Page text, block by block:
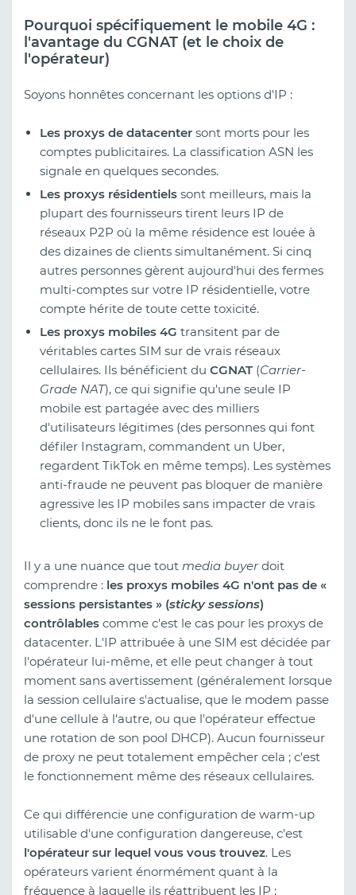
Pourquoi spécifiquement le mobile 4G :
l'avantage du CGNAT (et le choix de
l'opérateur)
Soyons honnêtes concernant les options d'IP :
Les proxys de datacenter sont morts pour les
comptes publicitaires. La classification ASN les
signale en quelques secondes.
Les proxys résidentiels sont meilleurs, mais la
plupart des fournisseurs tirent leurs IP de
réseaux P2P où la même résidence est louée à
des dizaines de clients simultanément. Si cinq
autres personnes gèrent aujourd'hui des fermes
multi-comptes sur votre IP résidentielle, votre
compte hérite de toute cette toxicité.
Les proxys mobiles 4G transitent par de
véritables cartes SIM sur de vrais réseaux
cellulaires. Ils bénéficient du CGNAT (Carrier-
Grade NAT), ce qui signifie qu'une seule IP
mobile est partagée avec des milliers
d'utilisateurs légitimes (des personnes qui font
défiler Instagram, commandent un Uber,
regardent TikTok en même temps). Les systèmes
anti-fraude ne peuvent pas bloquer de manière
agressive les IP mobiles sans impacter de vrais
clients, donc ils ne le font pas.
Il y a une nuance que tout media buyerdoit
comprendre : les proxys mobiles 4G n'ont pas de «
sessions persistantes » (sticky sessions)
contrôlables comme c'est le cas pour les proxys de
datacenter. L'IP attribuée à une SIM est décidée par
l'opérateur lui-même, et elle peut changer à tout
moment sans avertissement (généralement lorsque
la session cellulaire s'actualise, que le modem passe
d'une cellule à l'autre, ou que l'opérateur effectue
une rotation de son pool DHCP). Aucun fournisseur
de proxy ne peut totalement empêcher cela ; c'est
le fonctionnement même des réseaux cellulaires.
Ce qui différencie une configuration de warm-up
utilisable d'une configuration dangereuse, c'est
l'opérateur sur lequel vous vous trouvez. Les
opérateurs varient énormément quant à la
fréquence à laquelle ils réattribuent les IP :